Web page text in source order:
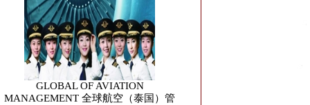
GLOBAL OF AVIATION
MANAGEMENT 全球航空（泰国）管